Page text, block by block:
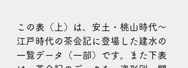
この表（上）は、安土・桃山時代～
江戸時代の茶会記に登場した建水の
一覧データ（一部）です。また下表